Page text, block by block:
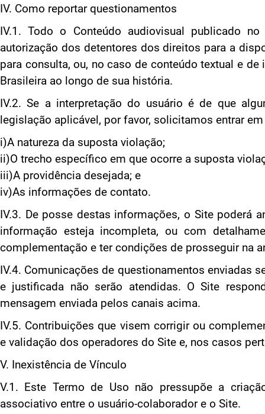
IV. Como reportar questionamentos
IV.1. Todo o Conteúdo audiovisual publicado
autorização dos detentores dos direitos para a
para consulta, ou, no caso de conteúdo textual e
Brasileira ao longo de sua história.
IV.2. Se a interpretação do usuário é de que
legislação aplicável, por favor, solicitamos entrar
i)A natureza da suposta violação;
ii)O trecho específico em que ocorre a suposta
iii)A providência desejada; e
iv)As informações de contato.
IV.3. De posse destas informações, o Site poderá
informação esteja incompleta, ou com
complementação e ter condições de prosseguir na
IV.4. Comunicações de questionamentos enviadas
e justificada não serão atendidas. O Site
mensagem enviada pelos canais acima.
IV.5. Contribuições que visem corrigir ou
e validação dos operadores do Site e, nos casos
V. Inexistência de Vínculo
V.1. Este Termo de Uso não pressupõe a
associativo entre o usuário-colaborador e o Site.